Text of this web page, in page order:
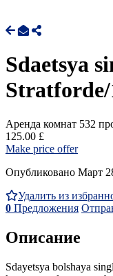
Sdaetsya
Stratforde/
Аренда комнат 532
125.00 £
Make price offer
Опубликовано Март
Удалить из
0 Предложения
Описание
Sdayetsya bolshaya